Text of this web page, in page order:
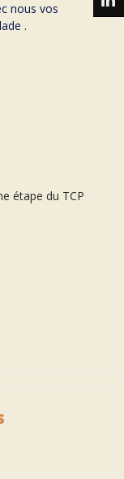
nous vos
.
étape du TCP